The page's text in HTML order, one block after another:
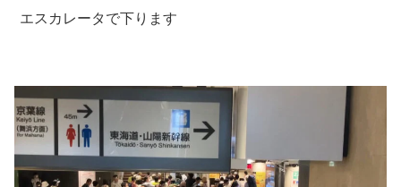
エスカレータで下ります